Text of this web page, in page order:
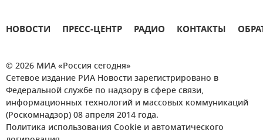
НОВОСТИ ПРЕСС-ЦЕНТР РАДИО КОНТАКТЫ
© 2026 МИА «Россия сегодня»
Сетевое издание РИА Новости зарегистрировано в
Федеральной службе по надзору в сфере связи,
информационных технологий и массовых коммуникаций
(Роскомнадзор) 08 апреля 2014 года.
Политика использования Cookie и автоматического